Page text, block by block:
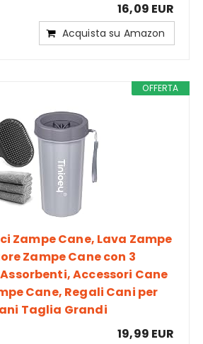
16,09 EUR
Acquista su Amazon
OFFERTA
Zampe Cane, Lava Zampe
Zampe Cane con 3
Accessori Cane
Cane, Regali Cani per
Taglia Grandi
19,99 EUR